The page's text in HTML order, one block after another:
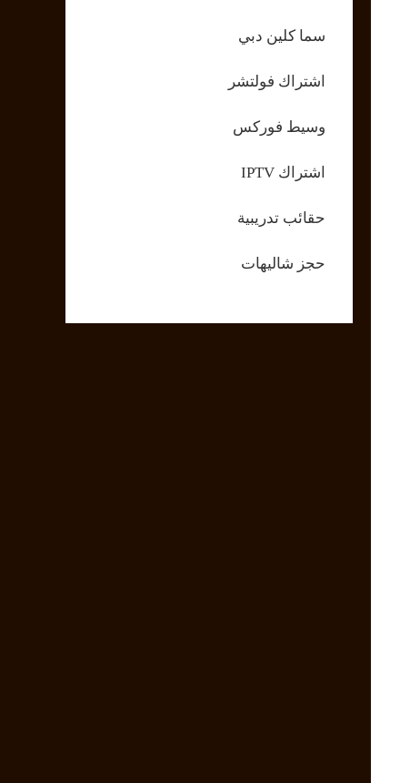
سما كلين دبي
اشتراك فولتشر
وسيط فوركس
اشتراك IPTV
حقائب تدريبية
حجز شاليهات